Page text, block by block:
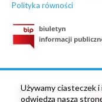
Polityka równości
Używamy ciasteczek
odwiedza naszą